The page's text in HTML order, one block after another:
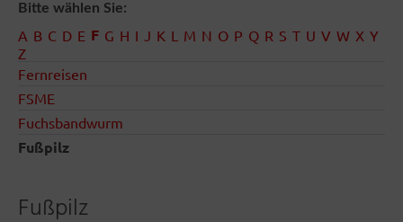
Bitte wählen Sie:
A B C D E F G H I J K L M N O P Q R S T U V W X Y
Z
Fernreisen
FSME
Fuchsbandwurm
Fußpilz
Fußpilz